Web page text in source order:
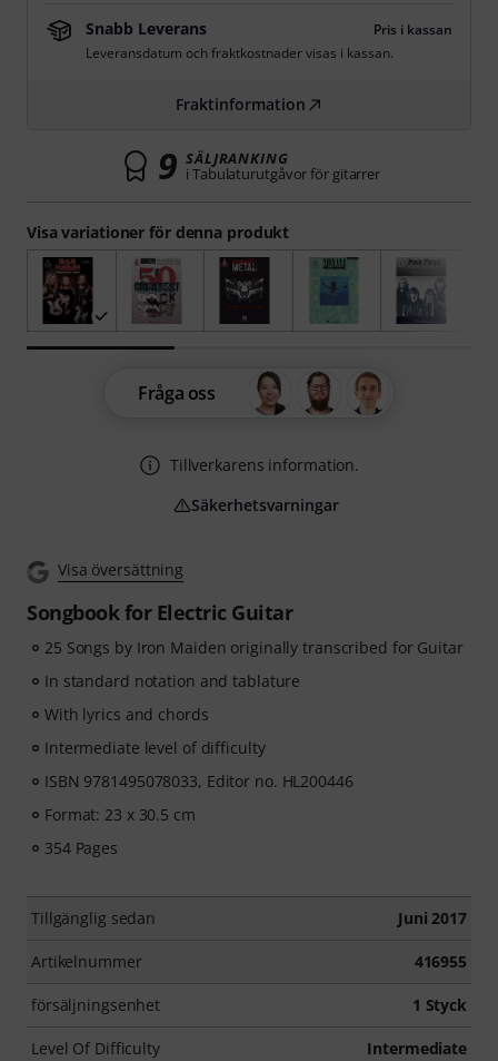
Visa översättning
Songbook for Electric Guitar
25 Songs by Iron Maiden originally transcribed for Guitar
In standard notation and tablature
With lyrics and chords
Intermediate level of difficulty
ISBN 9781495078033, Editor no. HL200446
Format: 23 x 30.5 cm
354 Pages
Tillgänglig sedan Juni 2017
Artikelnummer 416955
försäljningsenhet 1 Styck
Level Of Difficulty Intermediate
Visa variationer för denna produkt
Snabb Leverans
Pris i kassan
Leveransdatum och fraktkostnader visas i kassan.
Fraktinformation
9 SÄLJRANKING
i Tabulaturutgåvor för gitarrer
Fråga oss
Tillverkarens information.
Säkerhetsvarningar